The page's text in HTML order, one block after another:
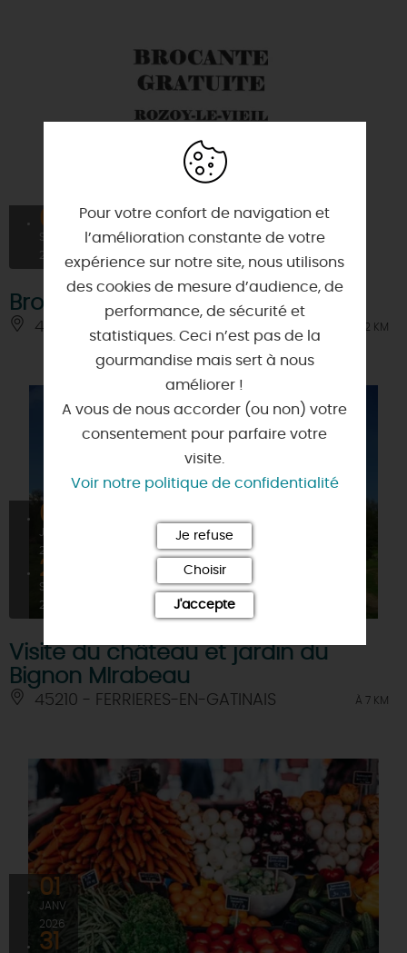
05
SEPT
2026
Brocante
45210 - ROZOY-LE-VIEIL À 0.2 KM
06
JUIN
2026
28
SEPT
2026
Visite du château et jardin du
Bignon MIrabeau
45210 - FERRIERES-EN-GATINAIS À 7 KM
01
JANV
2026
31
Pour votre confort de navigation et
l’amélioration constante de votre
expérience sur notre site, nous utilisons
des cookies de mesure d’audience, de
performance, de sécurité et
statistiques. Ceci n’est pas de la
gourmandise mais sert à nous
améliorer !
A vous de nous accorder (ou non) votre
consentement pour parfaire votre
visite.
Voir notre politique de confidentialité
Je refuse
Choisir
J'accepte